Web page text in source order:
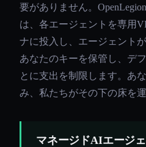
要がありません。
は、各エージェントを専用
ナに投入し、エージェント
あなたのキーを保管し、デ
とに支出を制限します。あ
み、私たちがその下の床を運
マネージドAIエージ